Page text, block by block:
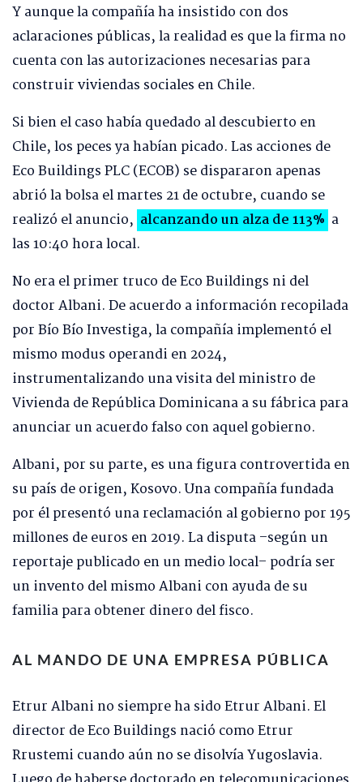
Y aunque la compañía ha insistido con dos
aclaraciones públicas, la realidad es que la firma no
cuenta con las autorizaciones necesarias para
construir viviendas sociales en Chile.
Si bien el caso había quedado al descubierto en
Chile, los peces ya habían picado. Las acciones de
Eco Buildings PLC (ECOB) se dispararon apenas
abrió la bolsa el martes 21 de octubre, cuando se
realizó el anuncio, alcanzando un alza de 113% a
las 10:40 hora local.
No era el primer truco de Eco Buildings ni del
doctor Albani. De acuerdo a información recopilada
por Bío Bío Investiga, la compañía implementó el
mismo modus operandi en 2024,
instrumentalizando una visita del ministro de
Vivienda de República Dominicana a su fábrica para
anunciar un acuerdo falso con aquel gobierno.
Albani, por su parte, es una figura controvertida en
su país de origen, Kosovo. Una compañía fundada
por él presentó una reclamación al gobierno por 195
millones de euros en 2019. La disputa –según un
reportaje publicado en un medio local– podría ser
un invento del mismo Albani con ayuda de su
familia para obtener dinero del fisco.
AL MANDO DE UNA EMPRESA PÚBLICA
Etrur Albani no siempre ha sido Etrur Albani. El
director de Eco Buildings nació como Etrur
Rrustemi cuando aún no se disolvía Yugoslavia.